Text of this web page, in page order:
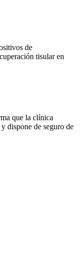
de
tisular en
que la clínica
dispone de seguro de